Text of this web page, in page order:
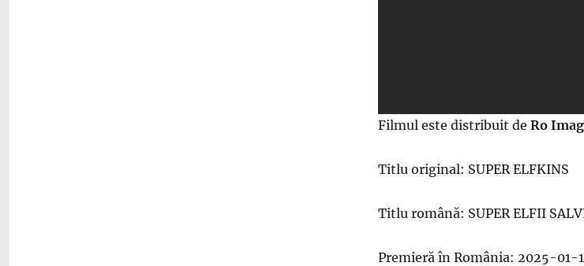
Filmul este distribuit de Ro
Titlu original: SUPER ELFKINS
Titlu română: SUPER ELFII
Premieră în România: 2025-01-